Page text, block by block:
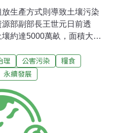
生產方式則導致土壤污染
部副部長王世元日前透
約達5000萬畝，面積大概
。
理 公害污染
糧食
永續發展